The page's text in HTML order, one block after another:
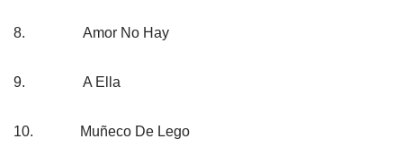
8. Amor No Hay
9. A Ella
10. Muñeco De Lego